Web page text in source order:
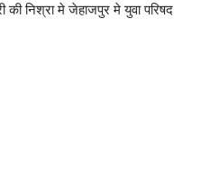
निश्रा मे जेहाजपुर मे युवा परिषद